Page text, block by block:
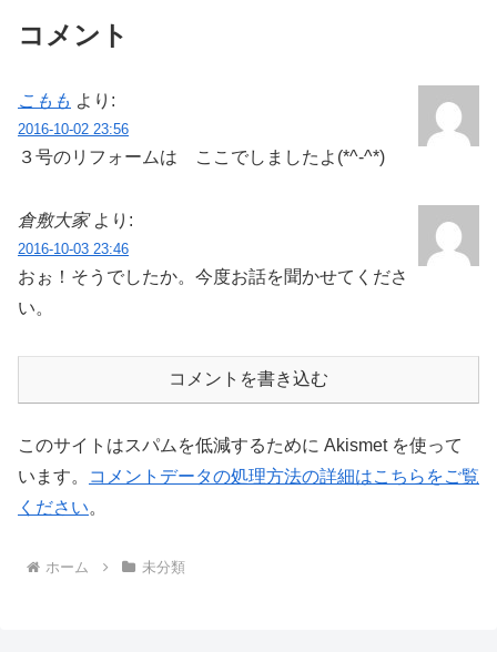
コメント
こもも より:
2016-10-02 23:56
３号のリフォームは ここでしましたよ(*^-^*)
倉敷大家 より:
2016-10-03 23:46
おぉ！そうでしたか。今度お話を聞かせてくださ
い。
コメントを書き込む
このサイトはスパムを低減するために Akismet を使って
います。
コメントデータの処理方法の詳細はこちらをご覧
ください。
ホーム 未分類